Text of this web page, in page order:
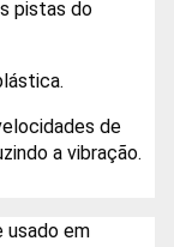
pistas do
de
a vibração.
em